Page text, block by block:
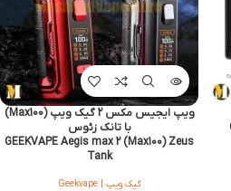
ویپ ایجیس مکس 2 گیک ویپ (Max100)
با تانک زئوس
GEEKVAPE Aegis max 2 (Max100) Zeus
Tank
گیک ویپ | Geekvape